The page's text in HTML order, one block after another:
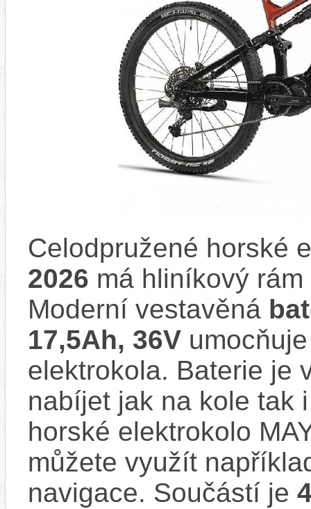
Celodpružené horské
2026 má hliníkový
Moderní vestavěná
17,5Ah, 36V
elektrokola. Baterie je
nabíjet jak na kole tak
horské elektrokolo
můžete využít
navigace. Součástí je